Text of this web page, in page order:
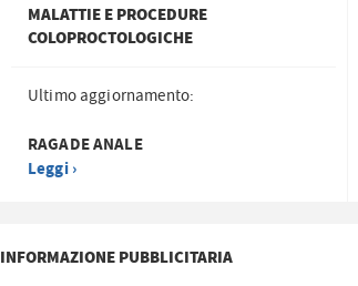
MALATTIE E PROCEDURE
COLOPROCTOLOGICHE
Ultimo aggiornamento:
RAGADE ANALE
Leggi ›
INFORMAZIONE PUBBLICITARIA